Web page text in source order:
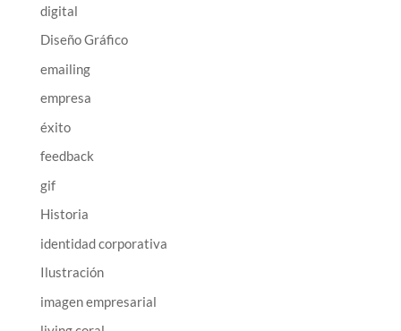
digital
Diseño Gráfico
emailing
empresa
éxito
feedback
gif
Historia
identidad corporativa
Ilustración
imagen empresarial